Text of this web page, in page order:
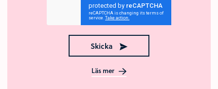
Skicka
Läs mer
Igår fick jag beskedet om att min mamma har cancer. Enligt
läkarna har tumören funnits i ett par år. Jag är i chock. Inte
min mamma. Jag är helt förstörd och bryter ihop hela tiden.
Jag har tagit ledigt från jobbet för att kunna vara med henne.
Hon försöker att inte visa det men jag ser att hon är så rädd.
bryta ihop framför henne. Jag vill vara stark för henne om